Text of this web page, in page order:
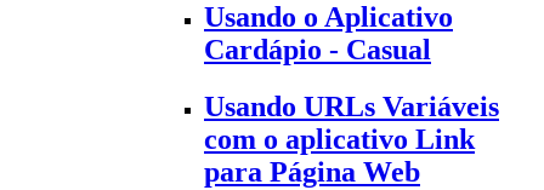
Usando o Aplicativo
Cardápio - Casual
Usando URLs Variáveis
com o aplicativo Link
para Página Web